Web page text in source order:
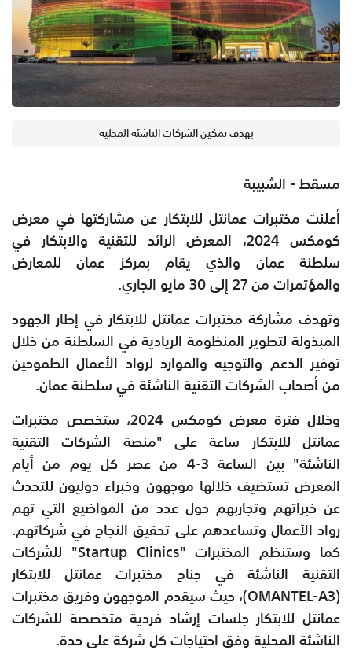
بهدف تمكين الشركات الناشئة المحلية
مسقط - الشبيبة
أعلنت مختبرات عمانتل للابتكار عن مشاركتها في معرض
كومكس 2024، المعرض الرائد للتقنية والابتكار في
سلطنة عمان والذي يقام بمركز عمان للمعارض
والمؤتمرات من 27 إلى 30 مايو الجاري.
وتهدف مشاركة مختبرات عمانتل للابتكار في إطار الجهود
المبذولة لتطوير المنظومة الريادية في السلطنة من خلال
توفير الدعم والتوجيه والموارد لرواد الأعمال الطموحين
من أصحاب الشركات التقنية الناشئة في سلطنة عمان.
وخلال فترة معرض كومكس 2024، ستخصص مختبرات
عمانتل للابتكار ساعة على "منصة الشركات التقنية
الناشئة" بين الساعة 3-4 من عصر كل يوم من أيام
المعرض تستضيف خلالها موجهون وخبراء دوليون للتحدث
عن خبراتهم وتجاربهم حول عدد من المواضيع التي تهم
رواد الأعمال وتساعدهم على تحقيق النجاح في شركاتهم.
كما وستنظم المختبرات "Startup Clinics" للشركات
التقنية الناشئة في جناح مختبرات عمانتل للابتكار
(OMANTEL-A3)، حيث سيقدم الموجهون وفريق مختبرات
عمانتل للابتكار جلسات إرشاد فردية متخصصة للشركات
الناشئة المحلية وفق احتياجات كل شركة على حدة.